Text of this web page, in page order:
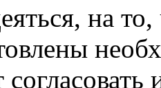
на то,